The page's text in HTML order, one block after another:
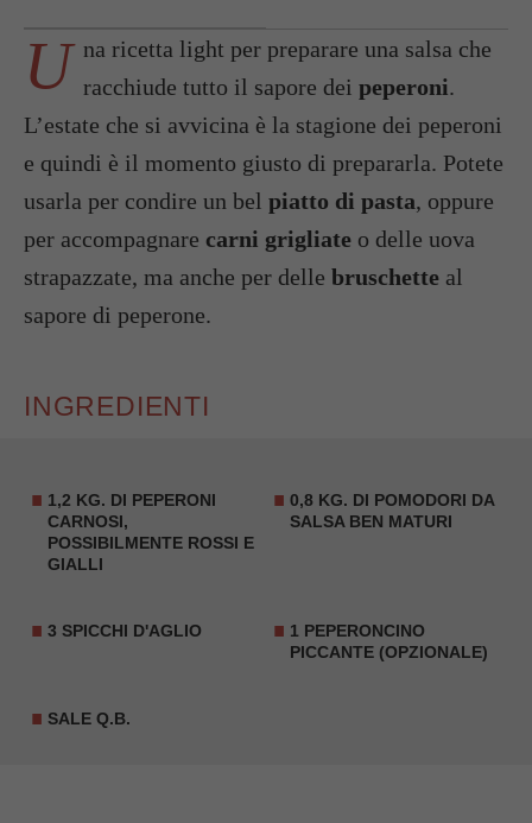
U na ricetta light per preparare una salsa che
racchiude tutto il sapore dei peperoni.
L’estate che si avvicina è la stagione dei peperoni
e quindi è il momento giusto di prepararla. Potete
usarla per condire un bel piatto di pasta, oppure
per accompagnare carni grigliate o delle uova
strapazzate, ma anche per delle bruschette al
sapore di peperone.
INGREDIENTI
1,2 KG. DI PEPERONI
CARNOSI,
POSSIBILMENTE ROSSI E
GIALLI
0,8 KG. DI POMODORI DA
SALSA BEN MATURI
3 SPICCHI D'AGLIO
1 PEPERONCINO
PICCANTE (OPZIONALE)
SALE Q.B.